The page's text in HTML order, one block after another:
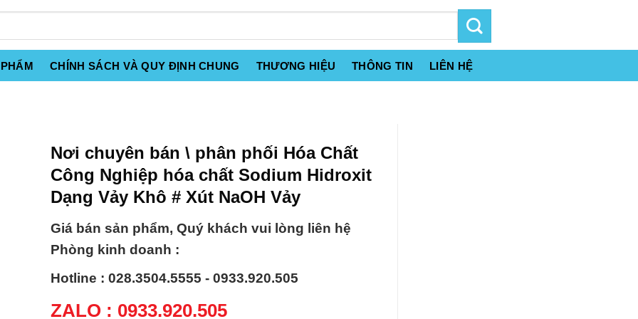
CHÍNH SÁCH VÀ QUY ĐỊNH CHUNG THƯƠNG HIỆU THÔNG TIN LIÊN HỆ
Nơi chuyên bán \ phân phối Hóa Chất
Công Nghiệp hóa chất Sodium Hidroxit
Dạng Vảy Khô # Xút NaOH Vảy
Giá bán sản phẩm, Quý khách vui lòng liên hệ
Phòng kinh doanh :
Hotline : 028.3504.5555 - 0933.920.505
ZALO : 0933.920.505